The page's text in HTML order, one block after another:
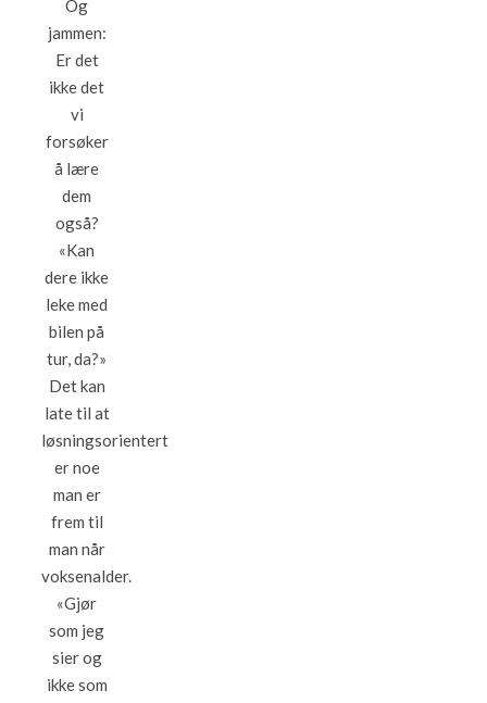
Og
jammen:
Er det
ikke det
vi
forsøker
å lære
dem
også?
«Kan
dere ikke
leke med
bilen på
tur, da?»
Det kan
late til at
løsningsorientert
er noe
man er
frem til
man når
voksenalder.
«Gjør
som jeg
sier og
ikke som